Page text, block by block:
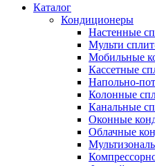
Каталог
Кондиционеры
Настенные
Мульти
Мобильные
Кассетные
Напольно-
Колонные
Канальные
Оконные
Облачные